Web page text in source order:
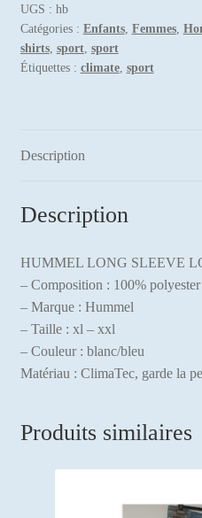
2
pièces
UGS : hb
Catégories : Enfants, Femmes,
shirts, sport, sport
Étiquettes : climate, sport
Description
Description
HUMMEL LONG SLEEVE
– Composition : 100% polyester
– Marque : Hummel
– Taille : xl – xxl
– Couleur : blanc/bleu
Matériau : ClimaTec, garde la
Produits similaires